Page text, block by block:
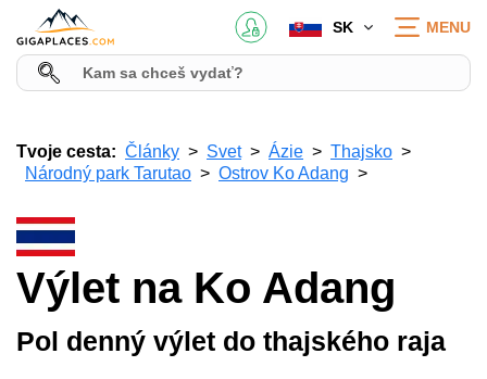
SK MENU
Tvoje cesta: Články Svet Ázie
Thajsko
Národný park Tarutao
Ostrov Ko Adang
Výlet na Ko Adang
Pol denný výlet do thajského raja